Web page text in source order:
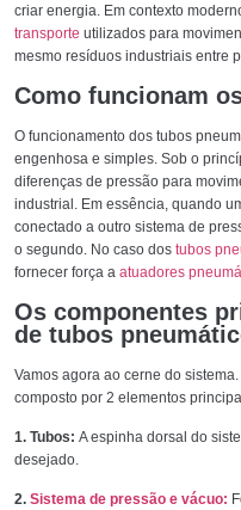
criar energia. Em contexto
transporte utilizados para
mesmo resíduos industriais entre
Como funcionam
O funcionamento dos tubos
engenhosa e simples. Sob o
diferenças de pressão para
industrial. Em essência, quando
conectado a outro sistema de
o segundo. No caso dos tubos
fornecer força a atuadores
Os componentes
de tubos
Vamos agora ao cerne do
composto por 2 elementos
1. Tubos: A espinha dorsal do
desejado.
2. Sistema de pressão e vácuo: